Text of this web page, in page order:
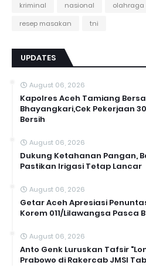
kriminal
nasional olahraga
resep masakan
tni
UPDATES
August 06, 2026
Kapolres Aceh Tamiang
Bhayangkari,Cek Pekerjaan
Bersih
August 06, 2026
Dukung Ketahanan Pangan,
Pastikan Irigasi Tetap Lancar
August 06, 2026
Getar Aceh Apresiasi
Korem 011/Lilawangsa Pasca
August 06, 2026
Anto Genk Luruskan Tafsir
Prabowo di Rakercab JMSI